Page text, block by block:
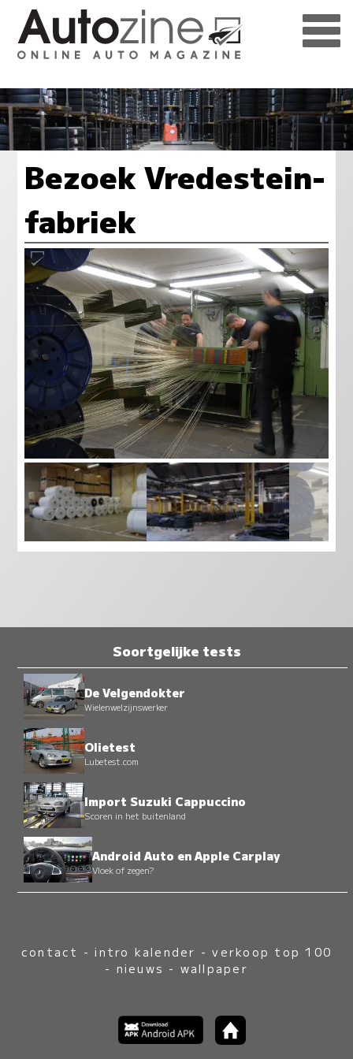
Bezoek Vredestein-
fabriek
Soortgelijke tests
De Velgendokter
Wielenwelzijnswerker
Olietest
Lubetest.com
Import Suzuki Cappuccino
Scoren in het buitenland
Android Auto en Apple Carplay
Vloek of zegen?
contact -intro kalender -verkoop top 100
- nieuws - wallpaper